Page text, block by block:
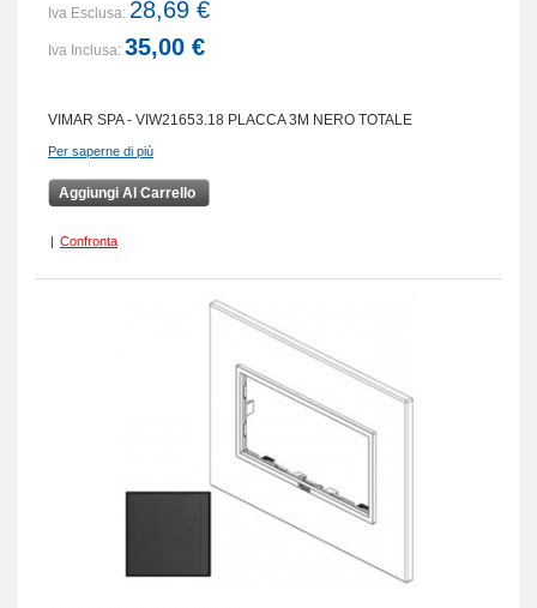
Iva Esclusa: 28,69 €
Iva Inclusa: 35,00 €
VIMAR SPA - VIW21653.18 PLACCA 3M NERO TOTALE
Per saperne di più
Aggiungi Al Carrello
| Confronta